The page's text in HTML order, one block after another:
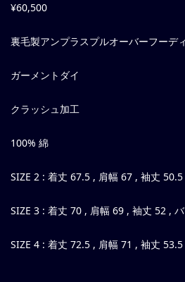
¥60,500
裏毛製アンプラスプルオーバーフーデ
ガーメントダイ
クラッシュ加工
100% 綿
SIZE 2 : 着丈 67.5 , 肩幅 67 , 袖丈
SIZE 3 : 着丈 70 , 肩幅 69 , 袖丈 52 ,
SIZE 4 : 着丈 72.5 , 肩幅 71 , 袖丈